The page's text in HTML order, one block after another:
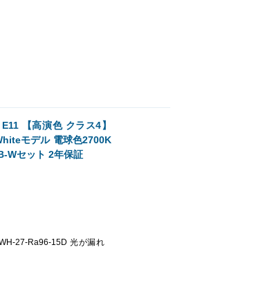
【高演色 クラス4】
モデル 電球色2700K
Wセット 2年保証
27-Ra96-15D 光が漏れ